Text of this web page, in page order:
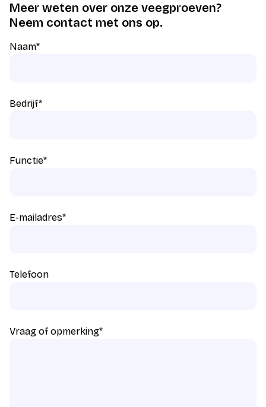
Meer weten over onze veegproeven?
Neem contact met ons op.
Naam*
Bedrijf*
Functie*
E-mailadres*
Telefoon
Vraag of opmerking*